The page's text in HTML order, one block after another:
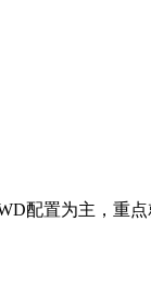
配置为主，重